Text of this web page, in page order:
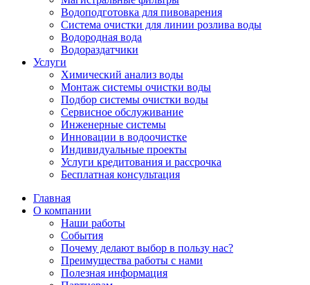
Водоподготовка для пивоварения
Система очистки для линии розлива воды
Водородная вода
Водораздатчики
Услуги
Химический анализ воды
Монтаж системы очистки воды
Подбор системы очистки воды
Сервисное обслуживание
Инженерные системы
Инновации в водоочистке
Индивидуальные проекты
Услуги кредитования и рассрочка
Бесплатная консультация
Главная
О компании
Наши работы
События
Почему делают выбор в пользу нас?
Преимущества работы с нами
Полезная информация